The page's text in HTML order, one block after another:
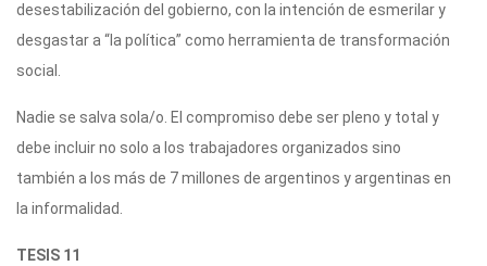
desestabilización del gobierno, con la intención de esmerilar y
desgastar a “la política” como herramienta de transformación
social.
Nadie se salva sola/o. El compromiso debe ser pleno y total y
debe incluir no solo a los trabajadores organizados sino
también a los más de 7 millones de argentinos y argentinas en
la informalidad.
TESIS 11